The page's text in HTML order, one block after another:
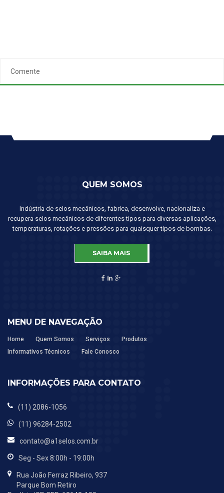
Comente
QUEM SOMOS
Indústria de selos mecânicos, fabrica, desenvolve, nacionaliza e
recupera selos mecânicos de diferentes tipos para diversas aplicações,
temperaturas, rotações e pressões para quaisquer tipos de bombas.
SAIBA MAIS
MENU DE NAVEGAÇÃO
Home Quem Somos Serviços
Produtos
Informativos Técnicos
Fale Conosco
INFORMAÇÕES PARA CONTATO
(11) 2086-1056
(11) 96284-2502
contato@a1selos.com.br
Seg - Sex 8:00h - 19:00h
Rua João Ferraz Ribeiro, 937
Parque Bom Retiro